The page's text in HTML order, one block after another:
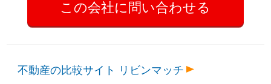
不動産の比較サイト リビンマッチ